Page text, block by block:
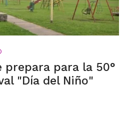
prepara para la 50°
"Día del Niño"